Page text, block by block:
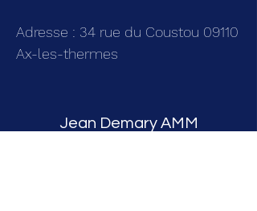
Adresse : 34 rue du Coustou 09110
Ax-les-thermes
Jean Demary AMM